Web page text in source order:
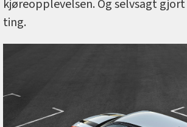
kjøreopplevelsen. Og selvsagt
ting.